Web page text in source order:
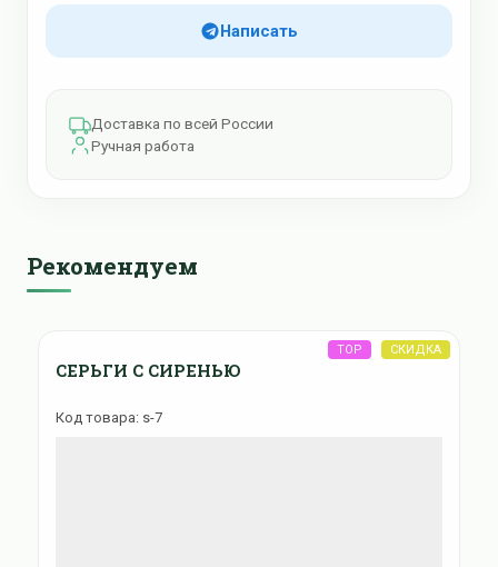
Написать
Доставка по всей России
Ручная работа
Рекомендуем
СЕРЬГИ С СИРЕНЬЮ
Код товара: s-7